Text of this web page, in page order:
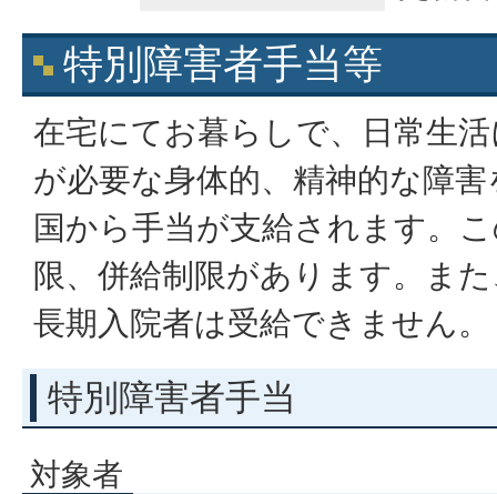
特別障害者手当等
在宅にてお暮らしで、日常生
が必要な身体的、精神的な障
国から手当が支給されます。
限、併給制限があります。ま
長期入院者は受給できません。
特別障害者手当
対象者